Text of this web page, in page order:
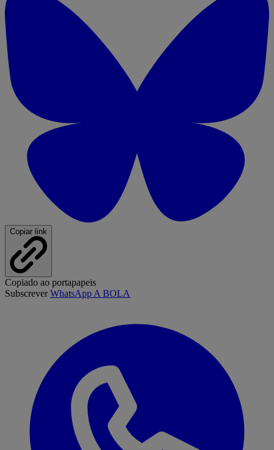
Copiar link
Copiado ao portapapeis
SubscreverWhatsApp A BOLA